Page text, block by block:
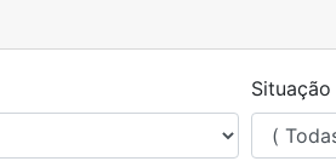
Situação